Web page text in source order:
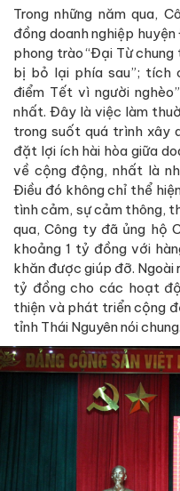
Trong những năm qua,
đồng doanh nghiệp
phong trào “Đại Từ
bị bỏ lại phía sau”; tích
điểm Tết vì người
nhất. Đây là việc làm
trong suốt quá trình xây
đặt lợi ích hài hòa giữa
về cộng động, nhất là
Điều đó không chỉ thể
tình cảm, sự cảm thông,
qua, Công ty đã ủng hộ
khoảng 1 tỷ đồng với
khăn được giúp đỡ.
tỷ đồng cho các hoạt
thiện và phát triển cộng
tỉnh Thái Nguyên nói chung.